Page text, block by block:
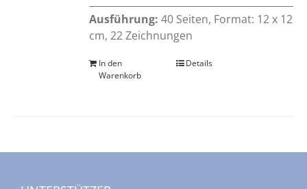
Ausführung: 40 Seiten, Format: 12 x 12
cm, 22 Zeichnungen
In den
Warenkorb
Details